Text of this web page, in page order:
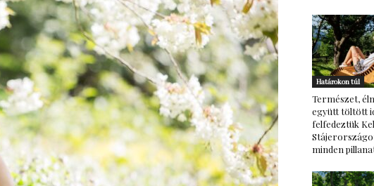
minden
ami
Határokon túl
Természet,
együtt töltött
felfedeztük
minden